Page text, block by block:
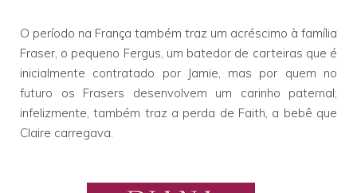
O período na França também traz um acréscimo à família
Fraser, o pequeno Fergus, um batedor de carteiras que é
inicialmente contratado por Jamie, mas por quem no
futuro os Frasers desenvolvem um carinho paternal;
infelizmente, também traz a perda de Faith, a bebê que
Claire carregava.